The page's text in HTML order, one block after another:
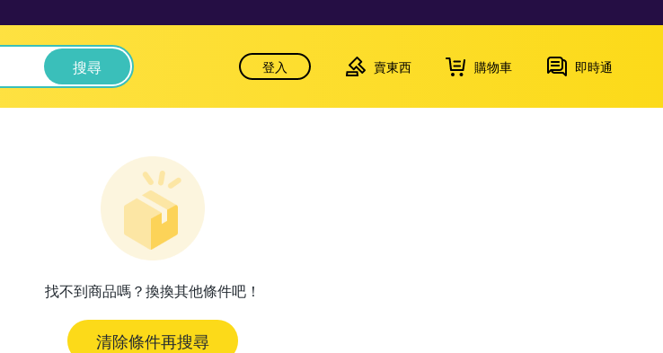
搜尋 登入 賣東西 購物車 即時通
找不到商品嗎？換換其他條件吧！
清除條件再搜尋